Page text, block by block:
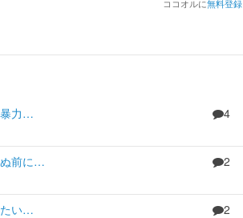
ココオルに無料登録
暴力… 4
ぬ前に… 2
たい… 2